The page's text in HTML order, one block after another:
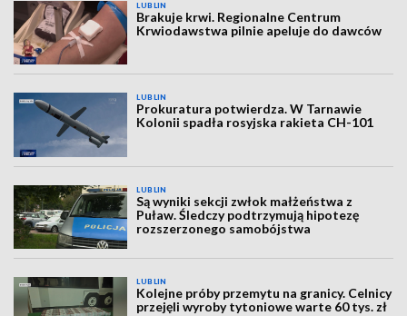
LUBLIN
Brakuje krwi. Regionalne Centrum
Krwiodawstwa pilnie apeluje do dawców
LUBLIN
Prokuratura potwierdza. W Tarnawie
Kolonii spadła rosyjska rakieta CH-101
LUBLIN
Są wyniki sekcji zwłok małżeństwa z
Puław. Śledczy podtrzymują hipotezę
rozszerzonego samobójstwa
LUBLIN
Kolejne próby przemytu na granicy. Celnicy
przejęli wyroby tytoniowe warte 60 tys. zł